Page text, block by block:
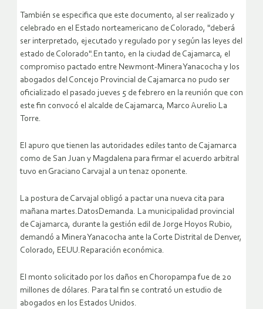
También se especifica que este documento, al ser realizado y
celebrado en el Estado norteamericano de Colorado, "deberá
ser interpretado, ejecutado y regulado por y según las leyes del
estado de Colorado".En tanto, en la ciudad de Cajamarca, el
compromiso pactado entre Newmont-Minera Yanacocha y los
abogados del Concejo Provincial de Cajamarca no pudo ser
oficializado el pasado jueves 5 de febrero en la reunión que con
este fin convocó el alcalde de Cajamarca, Marco Aurelio La
Torre.
El apuro que tienen las autoridades ediles tanto de Cajamarca
como de San Juan y Magdalena para firmar el acuerdo arbitral
tuvo en Graciano Carvajal a un tenaz oponente.
La postura de Carvajal obligó a pactar una nueva cita para
mañana martes.DatosDemanda. La municipalidad provincial
de Cajamarca, durante la gestión edil de Jorge Hoyos Rubio,
demandó a Minera Yanacocha ante la Corte Distrital de Denver,
Colorado, EEUU.Reparación económica.
El monto solicitado por los daños en Choropampa fue de 20
millones de dólares. Para tal fin se contrató un estudio de
abogados en los Estados Unidos.